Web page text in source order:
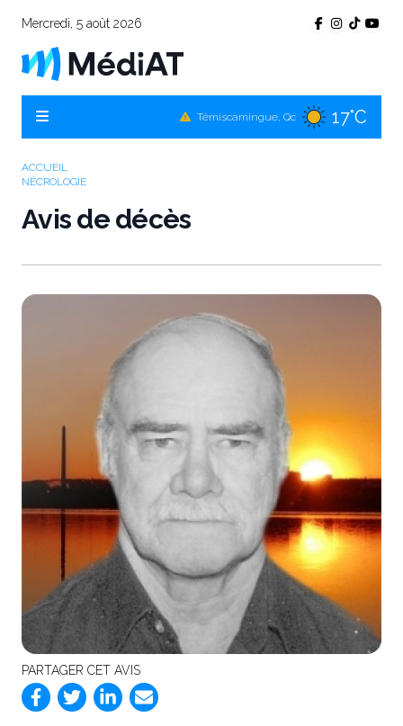
Mercredi, 5 août 2026
17°C
17°C
ACCUEIL
NÉCROLOGIE
Avis de décès
PARTAGER CET AVIS